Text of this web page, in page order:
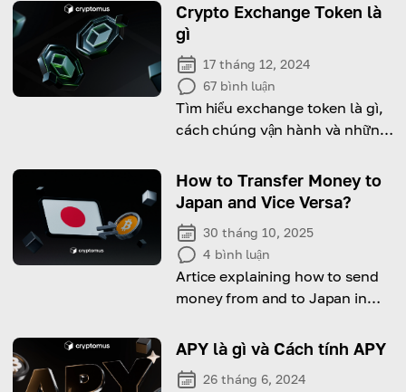
Crypto Exchange Token là
gì
17 tháng 12, 2024
67 bình luận
Tìm hiểu exchange token là gì,
cách chúng vận hành và những
người dùng lẫn nền tảng!
How to Transfer Money to
Japan and Vice Versa?
30 tháng 10, 2025
4 bình luận
Artice explaining how to send
money from and to Japan in
APY là gì và Cách tính APY
26 tháng 6, 2024